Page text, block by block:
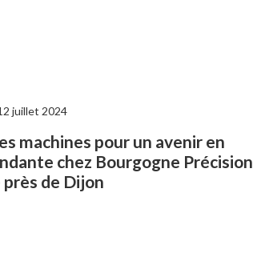
juillet 2024
machines pour un avenir en
chez Bourgogne Précision
de Dijon